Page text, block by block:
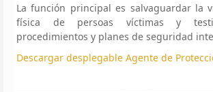
La función principal es salvaguardar la
física de persoas víctimas y
procedimientos y planes de seguridad
Descargar desplegable Agente de